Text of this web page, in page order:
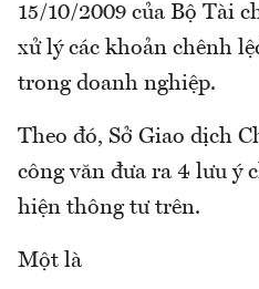
15/10/2009 của Bộ Tài
xử lý các khoản chênh
trong doanh nghiệp.
Theo đó, Sở Giao dịch
công văn đưa ra 4 lưu ý
hiện thông tư trên.
Một là